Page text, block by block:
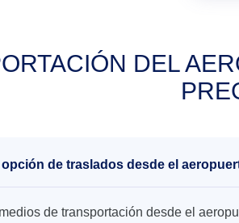
DEL
de traslados desde el
de transportación desde el